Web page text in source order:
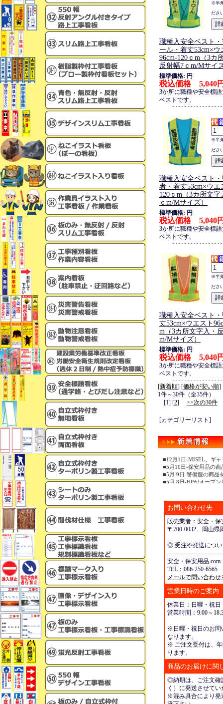
※半
ださ
職種入安全ベスト
ール・着丈53cm×ウ
96cm-120ｃm（3カ
反射幅7ｃm/Mサイ
標準価格: 円
税込価格 5,040
3か所に職種や安全標
ベストです。
※半
ださ
職種入安全ベスト
者・着丈53cm×ウエ
120ｃm（3カ所文
ｃm/Mサイズ）
標準価格: 円
税込価格 5,040
3か所に職種や安全標
ベストです。
※半
ださ
職種入安全ベスト
丈53cm×ウエスト
m（3カ所文字入・
m/Mサイズ）
標準価格: 円
税込価格 5,040
3か所に職種や安全標
ベストです。
[新着順] [価格が安い順]
1件～30件（全35件）
[1] [2] >>次の30件
[カテゴリーリスト]
■12月1日-MISEL、ギ
■5月10日-保安用品の商
■5月 9日-警備服の商品
■5月 8日-HPがオープン
お問い合わせ先
販売業者：安全・保
〒700-0032 岡山県
◎ 受注や発送につ
安全・保安用品.com
TEL：086-250-6565
メールで問い合わせ
営業日時のご案内
休業日：日曜・祝日
営業時間：9:00～
※日曜・祝日のお問
なります。
※ ご注文受付は、
ります。
商品のお届けに関
◎納期は、ご注文確
く）に発送させて
※混み具合により発